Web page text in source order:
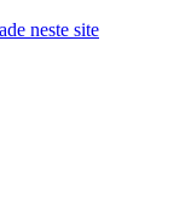
neste site